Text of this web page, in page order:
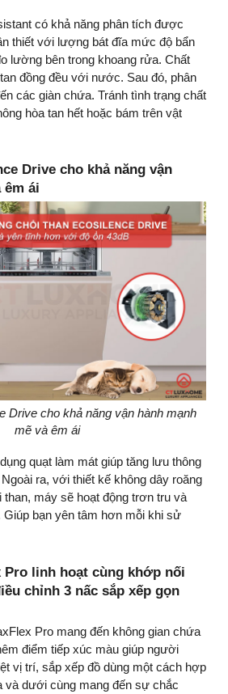
có khả năng phân tích được
thiết với lượng bát đĩa mức độ bẩn
lường bên trong khoang rửa. Chất
đồng đều với nước. Sau đó, phân
các giàn chứa. Tránh tình trạng chất
hòa tan hết hoặc bám trên vật
Drive cho khả năng vận
êm ái
Drive cho khả năng vận hành mạnh
mẽ và êm ái
quạt làm mát giúp tăng lưu thông
ra, với thiết kế không dây roăng
than, máy sẽ hoạt động trơn tru và
Giúp bạn yên tâm hơn mỗi khi sử
Pro linh hoạt cùng khớp nối
chỉnh 3 nấc sắp xếp gọn
Pro mang đến không gian chứa
điểm tiếp xúc màu giúp người
vị trí, sắp xếp đồ dùng một cách hợp
và dưới cùng mang đến sự chắc